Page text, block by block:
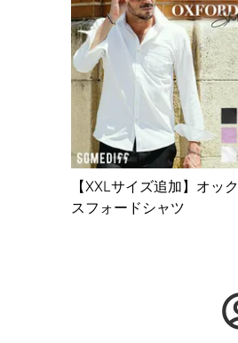
【XXLサイズ追加】オック
スフォードシャツ